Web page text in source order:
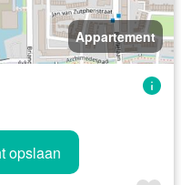
Appartement
m²
opslaan